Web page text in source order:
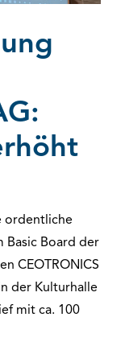
ordentliche
Basic Board der
CEOTRONICS
der Kulturhalle
mit ca. 100